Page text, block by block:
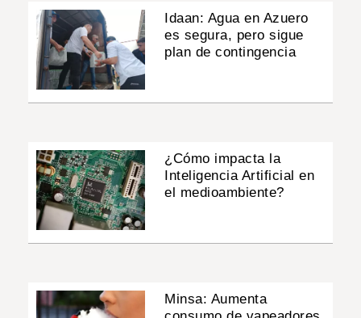
Idaan: Agua en Azuero
es segura, pero sigue
plan de contingencia
¿Cómo impacta la
Inteligencia Artificial en
el medioambiente?
Minsa: Aumenta